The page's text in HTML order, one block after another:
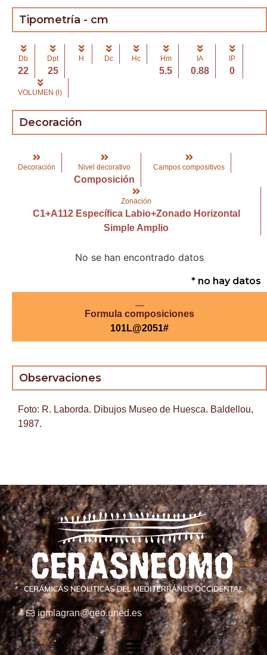
Tipometría - cm
Db
22
Dpt
25
H Dc Hc Hm
5.5
IA
0.88
IP
0
VOLUMEN (l)
Decoración
Decoración Nivel decorativo
Composición
Campos compositivos
Zonación
C1+A112 Específica Labio+Zonado Horizontal
Simple Amplio
No se han encontrado datos
* no hay datos
Formula composiciones
101L@2051#
Observaciones
Foto: R. Laborda. Dibujos Museo de Huesca. Baldellou,
1987.
igmlagran@geo.uned.es